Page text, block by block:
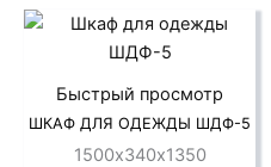
Быстрый просмотр
ШКАФ ДЛЯ ОДЕЖДЫ ШДФ-5
1500х340х1350